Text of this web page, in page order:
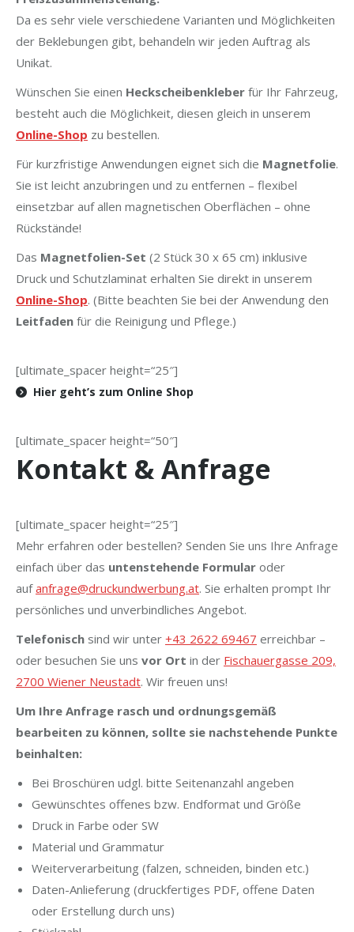
Da es sehr viele verschiedene Varianten und Möglichkeiten
der Beklebungen gibt, behandeln wir jeden Auftrag als
Unikat.
Wünschen Sie einen Heckscheibenkleber für Ihr Fahrzeug,
besteht auch die Möglichkeit, diesen gleich in unserem
Online-Shop zu bestellen.
Für kurzfristige Anwendungen eignet sich die Magnetfolie.
Sie ist leicht anzubringen und zu entfernen – flexibel
einsetzbar auf allen magnetischen Oberflächen – ohne
Rückstände!
Das Magnetfolien-Set (2 Stück 30 x 65 cm) inklusive
Druck und Schutzlaminat erhalten Sie direkt in unserem
Online-Shop. (Bitte beachten Sie bei der Anwendung den
Leitfaden für die Reinigung und Pflege.)
[ultimate_spacer height=“25″]
Hier geht’s zum Online Shop
[ultimate_spacer height=“50″]
Kontakt & Anfrage
[ultimate_spacer height=“25″]
Mehr erfahren oder bestellen? Senden Sie uns Ihre Anfrage
einfach über das untenstehende Formular oder
aufanfrage@druckundwerbung.at. Sie erhalten prompt Ihr
persönliches und unverbindliches Angebot.
Telefonisch sind wir unter +43 2622 69467 erreichbar –
oder besuchen Sie uns vor Ort in der Fischauergasse 209,
2700 Wiener Neustadt. Wir freuen uns!
Um Ihre Anfrage rasch und ordnungsgemäß
bearbeiten zu können, sollte sie nachstehende Punkte
beinhalten:
Bei Broschüren udgl. bitte Seitenanzahl angeben
Gewünschtes offenes bzw. Endformat und Größe
Druck in Farbe oder SW
Material und Grammatur
Weiterverarbeitung (falzen, schneiden, binden etc.)
Daten-Anlieferung (druckfertiges PDF, offene Daten
oder Erstellung durch uns)